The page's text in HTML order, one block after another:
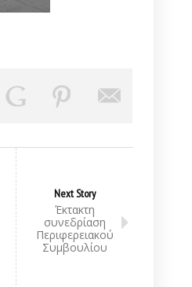
Next Story
Έκτακτη
συνεδρίαση
Περιφερειακού
Συμβουλίου